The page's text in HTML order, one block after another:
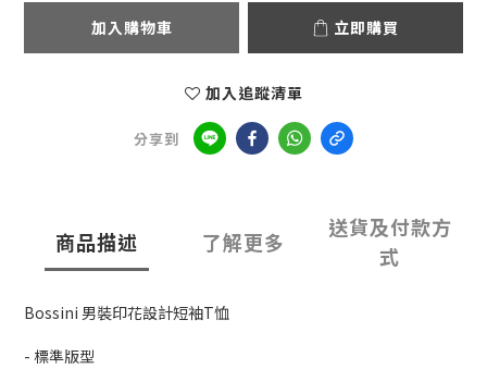
加入購物車 立即購買
加入追蹤清單
分享到
商品描述 了解更多
送貨及付款方
式
Bossini 男裝印花設計短袖T恤
- 標準版型